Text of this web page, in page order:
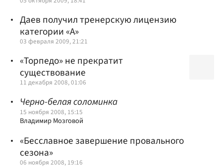
Даев получил тренерскую лицензию
категории «А»
03 февраля 2009, 21:21
«Торпедо» не прекратит
существование
11 декабря 2008, 01:06
Черно-белая соломинка
15 ноября 2008, 15:15
Владимир Мозговой
«Бесславное завершение провального
сезона»
06 ноября 2008, 19:16